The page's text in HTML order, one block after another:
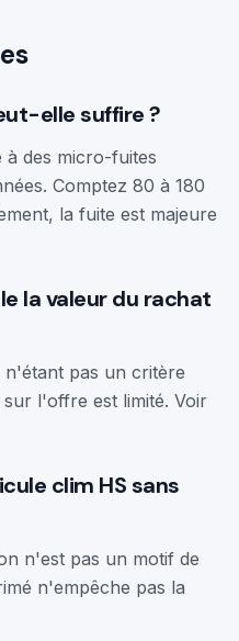
elle suffire ?
à des micro-fuites
Comptez 80 à 180
la fuite est majeure
la valeur du rachat
n'étant pas un critère
l'offre est limité. Voir
clim HS sans
n'est pas un motif de
n'empêche pas la